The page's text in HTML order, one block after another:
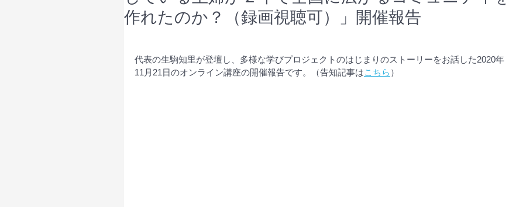
作れたのか？（録画視聴可）」開催報告
代表の生駒知里が登壇し、多様な学びプロジェクトのはじまりのストーリーをお話した2020年
11月21日のオンライン講座の開催報告です。（告知記事はこちら ）